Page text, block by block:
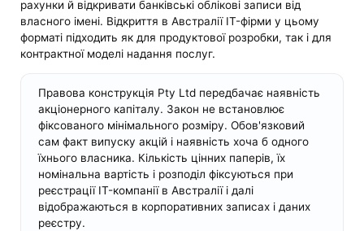
рахунки й відкривати банківські облікові записи від
власного імені. Відкриття в Австралії IT-фірми у цьому
форматі підходить як для продуктової розробки, так і для
контрактної моделі надання послуг.
Правова конструкція Pty Ltd передбачає наявність
акціонерного капіталу. Закон не встановлює
фіксованого мінімального розміру. Обов'язковий
сам факт випуску акцій і наявність хоча б одного
їхнього власника. Кількість цінних паперів, їх
номінальна вартість і розподіл фіксуються при
реєстрації IT-компанії в Австралії і далі
відображаються в корпоративних записах і даних
реєстру.